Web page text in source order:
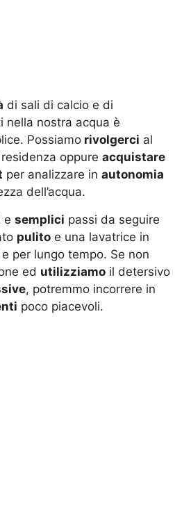
di sali di calcio e di
nella nostra acqua è
Possiamo rivolgerci al
oppure acquistare
per analizzare in autonomia
dell’acqua.
e semplici passi da seguire
pulito e una lavatrice in
per lungo tempo. Se non
ed utilizziamo il detersivo
, potremmo incorrere in
poco piacevoli.